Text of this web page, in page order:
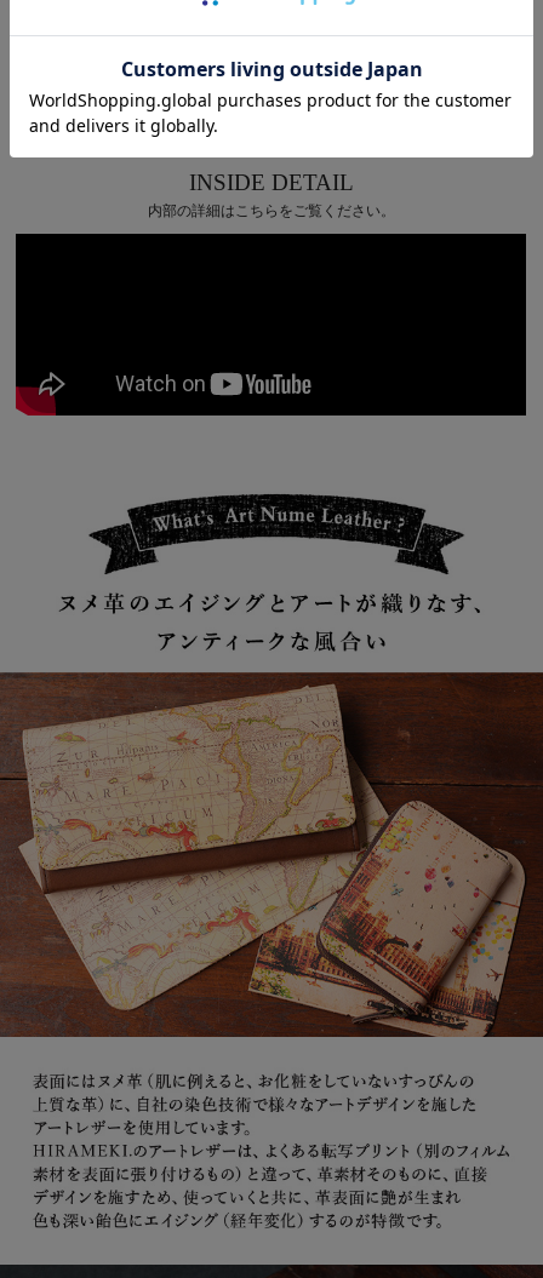
INSIDE DETAIL
内部の詳細はこちらをご覧ください。